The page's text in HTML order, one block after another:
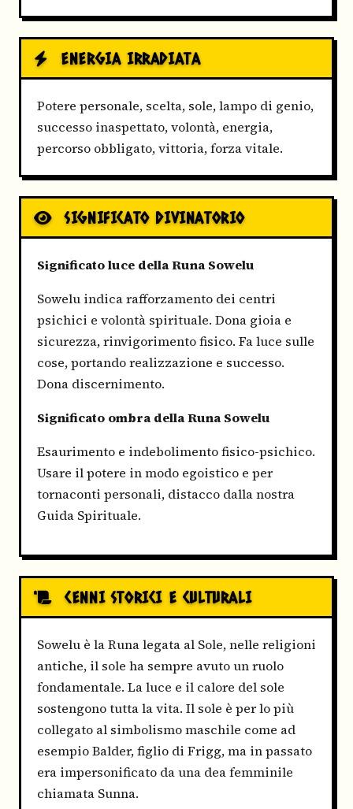
ENERGIA IRRADIATA
Potere personale, scelta, sole, lampo di genio,
successo inaspettato, volontà, energia,
percorso obbligato, vittoria, forza vitale.
SIGNIFICATO DIVINATORIO
Significato luce della Runa Sowelu
Sowelu indica rafforzamento dei centri
psichici e volontà spirituale. Dona gioia e
sicurezza, rinvigorimento fisico. Fa luce sulle
cose, portando realizzazione e successo.
Dona discernimento.
Significato ombra della Runa Sowelu
Esaurimento e indebolimento fisico-psichico.
Usare il potere in modo egoistico e per
tornaconti personali, distacco dalla nostra
Guida Spirituale.
CENNI STORICI E CULTURALI
Sowelu è la Runa legata al Sole, nelle religioni
antiche, il sole ha sempre avuto un ruolo
fondamentale. La luce e il calore del sole
sostengono tutta la vita. Il sole è per lo più
collegato al simbolismo maschile come ad
esempio Balder, figlio di Frigg, ma in passato
era impersonificato da una dea femminile
chiamata Sunna.